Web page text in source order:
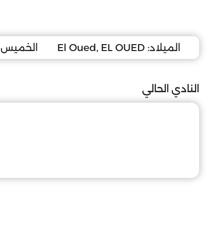
الميلاد: El Oued, EL OUED الخميس 1 جوان 2006
النادي الحالي